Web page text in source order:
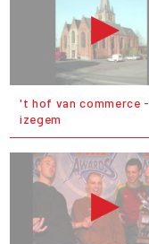
't hof van commerce -
izegem